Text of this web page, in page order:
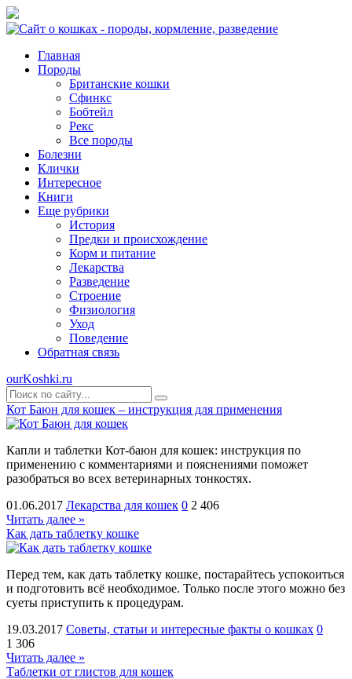
Главная
Породы
Британские кошки
Сфинкс
Бобтейл
Рекс
Все породы
Болезни
Клички
Интересное
Книги
Еще рубрики
История
Предки и происхождение
Корм и питание
Лекарства
Разведение
Строение
Физиология
Уход
Поведение
Обратная связь
ourKoshki.ru
Кот Баюн для кошек – инструкция для применения
Капли и таблетки Кот-баюн для кошек: инструкция по
применению с комментариями и пояснениями поможет
разобраться во всех ветеринарных тонкостях.
01.06.2017 Лекарства для кошек 0 2 406
Читать далее »
Как дать таблетку кошке
Перед тем, как дать таблетку кошке, постарайтесь успокоиться
и подготовить всё необходимое. Только после этого можно без
суеты приступить к процедурам.
19.03.2017 Советы, статьи и интересные факты о кошках 0
1 306
Читать далее »
Таблетки от глистов для кошек